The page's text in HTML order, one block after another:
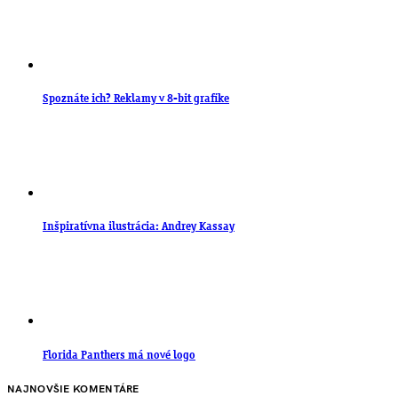
Spoznáte ich? Reklamy v 8-bit grafike
Inšpiratívna ilustrácia: Andrey Kassay
Florida Panthers má nové logo
NAJNOVŠIE KOMENTÁRE